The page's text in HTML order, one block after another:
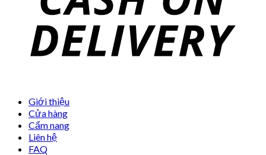
Giới thiệu
Cửa hàng
Cẩm nang
Liên hệ
FAQ